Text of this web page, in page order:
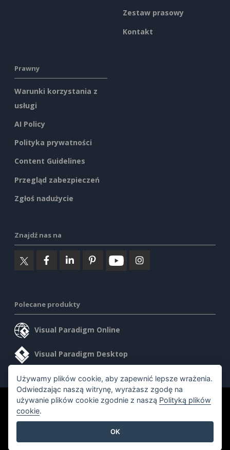
Zestaw prasowy
Kontakt
Prawny
Warunki korzystania z
usługi
AI Policy
Polityka prywatności
Content Guidelines
Przegląd zabezpieczeń
Zgłoś nadużycie
Znajdź nas na
Polecane produkty
Visual Paradigm Online
Visual Paradigm Desktop
©2026 by Visual Paradigm. Wszelkie prawa zastrzeżone.
Używamy plików cookie, aby zapewnić lepsze wrażenia.
Odwiedzając naszą witrynę, wyrażasz zgodę na
używanie plików cookie zgodnie z naszą Polityką plików
cookie.
OK